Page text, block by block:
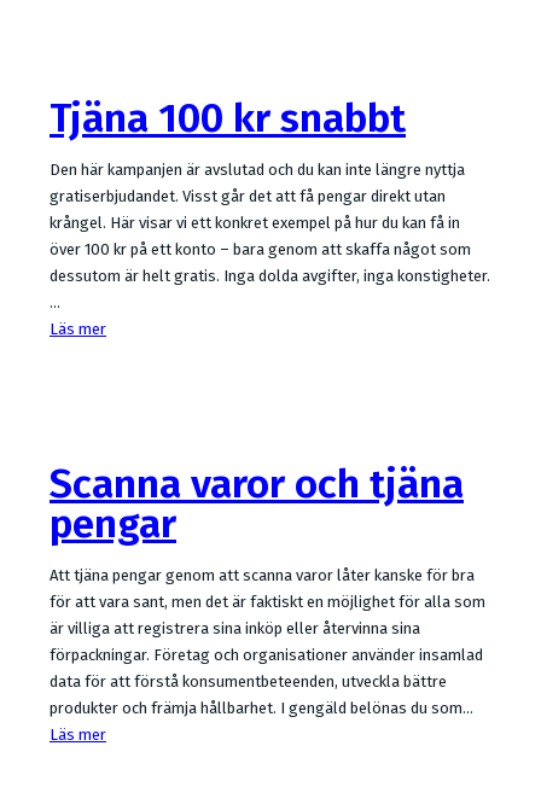
Tjäna 100 kr snabbt
Den här kampanjen är avslutad och du kan inte längre nyttja
gratiserbjudandet. Visst går det att få pengar direkt utan
krångel. Här visar vi ett konkret exempel på hur du kan få in
över 100 kr på ett konto – bara genom att skaffa något som
dessutom är helt gratis. Inga dolda avgifter, inga konstigheter.
…
Läs mer
Scanna varor och tjäna
pengar
Att tjäna pengar genom att scanna varor låter kanske för bra
för att vara sant, men det är faktiskt en möjlighet för alla som
är villiga att registrera sina inköp eller återvinna sina
förpackningar. Företag och organisationer använder insamlad
data för att förstå konsumentbeteenden, utveckla bättre
produkter och främja hållbarhet. I gengäld belönas du som…
Läs mer